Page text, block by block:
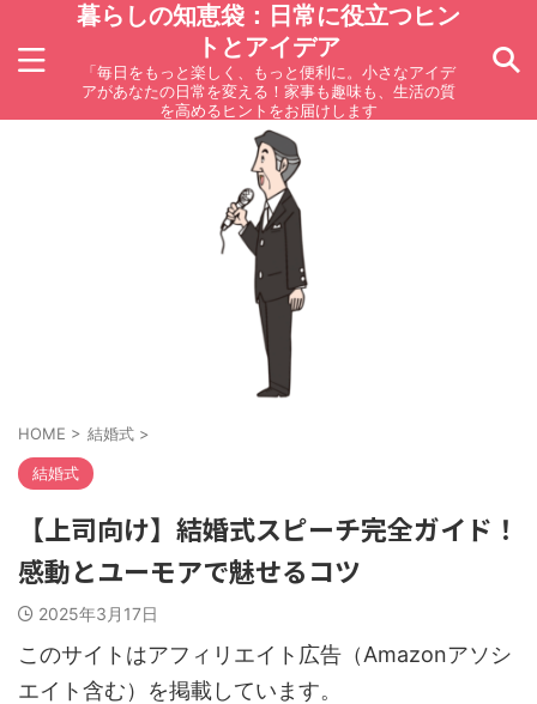
暮らしの知恵袋：日常に役立つヒン
トとアイデア
「毎日をもっと楽しく、もっと便利に。小さなアイデ
アがあなたの日常を変える！家事も趣味も、生活の質
を高めるヒントをお届けします
HOME > 結婚式 >
結婚式
【上司向け】結婚式スピーチ完全ガイド！
感動とユーモアで魅せるコツ
2025年3月17日
このサイトはアフィリエイト広告（Amazonアソシ
エイト含む）を掲載しています。